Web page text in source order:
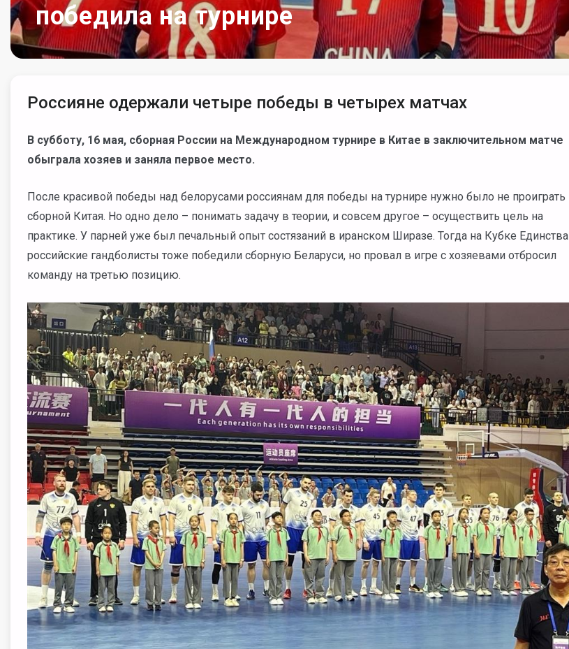
победила на турнире
Россияне одержали четыре победы в четырех матчах
В субботу, 16 мая, сборная России на Международном турнире в Китае в заключительном матче
обыграла хозяев и заняла первое место.
После красивой победы над белорусами россиянам для победы на турнире нужно было не проиграть
сборной Китая. Но одно дело – понимать задачу в теории, и совсем другое – осуществить цель на
практике. У парней уже был печальный опыт состязаний в иранском Ширазе. Тогда на Кубке Единства
российские гандболисты тоже победили сборную Беларуси, но провал в игре с хозяевами отбросил
команду на третью позицию.